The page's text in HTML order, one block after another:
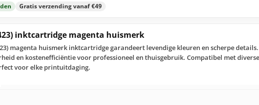
Gratis verzending vanaf €49
inktcartridge magenta huismerk
magenta huismerk inktcartridge garandeert levendige kleuren en scherpe
en kostenefficiëntie voor professioneel en thuisgebruik. Compatibel met
voor elke printuitdaging.